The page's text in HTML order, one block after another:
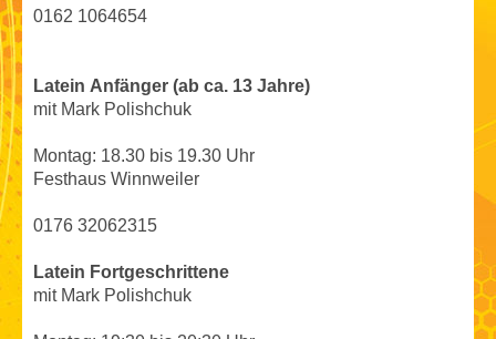
0162 1064654
Latein Anfänger (ab ca. 13 Jahre)
mit Mark Polishchuk
Montag: 18.30 bis 19.30 Uhr
Festhaus Winnweiler
0176 32062315
Latein Fortgeschrittene
mit Mark Polishchuk